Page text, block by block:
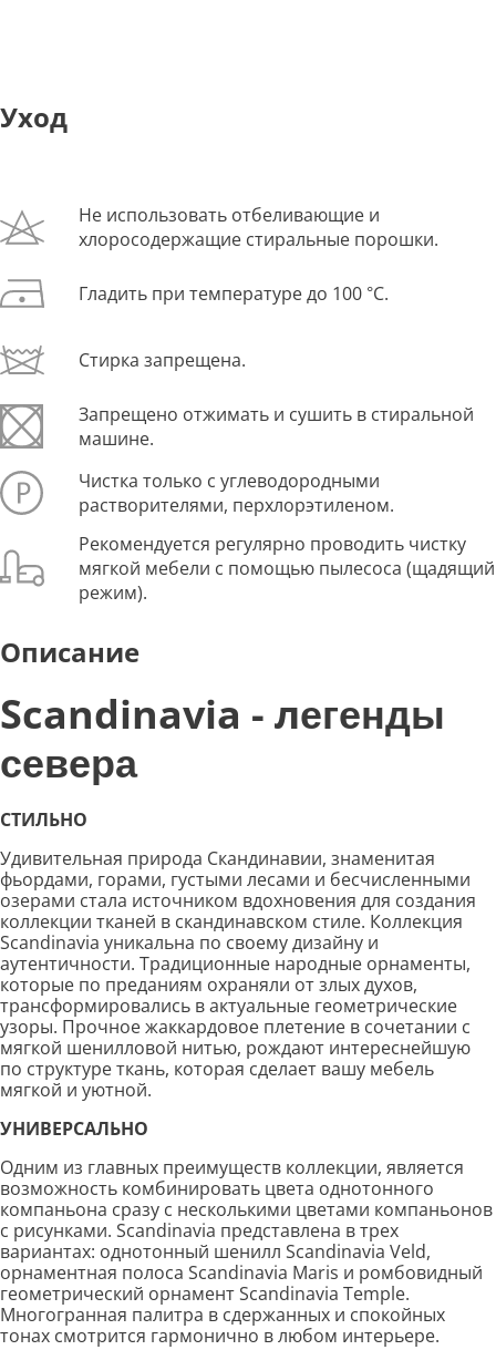
Уход
Не использовать отбеливающие и
хлоросодержащие стиральные порошки.
Гладить при температуре до 100 °С.
Стирка запрещена.
Запрещено отжимать и сушить в стиральной
машине.
Чистка только с углеводородными
растворителями, перхлорэтиленом.
Рекомендуется регулярно проводить чистку
мягкой мебели с помощью пылесоса (щадящий
режим).
Описание
Scandinavia - легенды
севера
СТИЛЬНО
Удивительная природа Скандинавии, знаменитая
фьордами, горами, густыми лесами и бесчисленными
озерами стала источником вдохновения для создания
коллекции тканей в скандинавском стиле. Коллекция
Scandinavia уникальна по своему дизайну и
аутентичности. Традиционные народные орнаменты,
которые по преданиям охраняли от злых духов,
трансформировались в актуальные геометрические
узоры. Прочное жаккардовое плетение в сочетании с
мягкой шенилловой нитью, рождают интереснейшую
по структуре ткань, которая сделает вашу мебель
мягкой и уютной.
УНИВЕРСАЛЬНО
Одним из главных преимуществ коллекции, является
возможность комбинировать цвета однотонного
компаньона сразу с несколькими цветами компаньонов
с рисунками. Scandinavia представлена в трех
вариантах: однотонный шенилл Scandinavia Veld,
орнаментная полоса Scandinavia Maris и ромбовидный
геометрический орнамент Scandinavia Temple.
Многогранная палитра в сдержанных и спокойных
тонах смотрится гармонично в любом интерьере.